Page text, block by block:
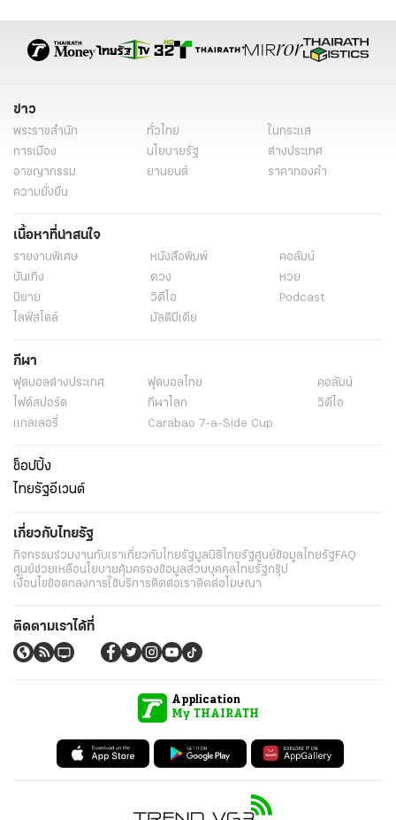
ข่าว
พระราชสำนัก ทั่วไทย
ในกระแส
การเมือง
นโยบายรัฐ
ต่างประเทศ
อาชญากรรม
ยานยนต์
ราคาทองคำ
ความยั่งยืน
เนื้อหาที่น่าสนใจ
รายงานพิเศษ หนังสือพิมพ์
คอลัมน์
บันเทิง
ดวง
หวย
นิยาย
วิดีโอ
Podcast
ไลฟ์สไตล์
มัลติมีเดีย
กีฬา
ฟุตบอลต่่างประเทศ ฟุตบอลไทย
คอลัมน์
ไฟต์สปอร์ต
กีฬาโลก
วิดีโอ
แกลเลอรี่
Carabao 7-a-Side Cup
ช็อปปิ้ง
ไทยรัฐอีเวนต์
เกี่ยวกับไทยรัฐ
กิจกรรมร่วมงานกับเราเกี่ยวกับไทยรัฐมูลนิธิไทยรัฐศูนย์ข้อมูลไทยรัฐFAQ
ศูนย์ช่วยเหลือนโยบายคุ้มครองข้อมูลส่วนบุคคลไทยรัฐกรุ๊ป
เงื่อนไขข้อตกลงการใช้บริการติดต่อเราติดต่อโฆษณา
ติดตามเราได้ที่
Application
My THAIRATH